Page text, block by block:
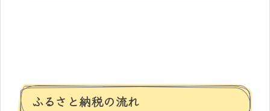
ふるさと納税の流れ